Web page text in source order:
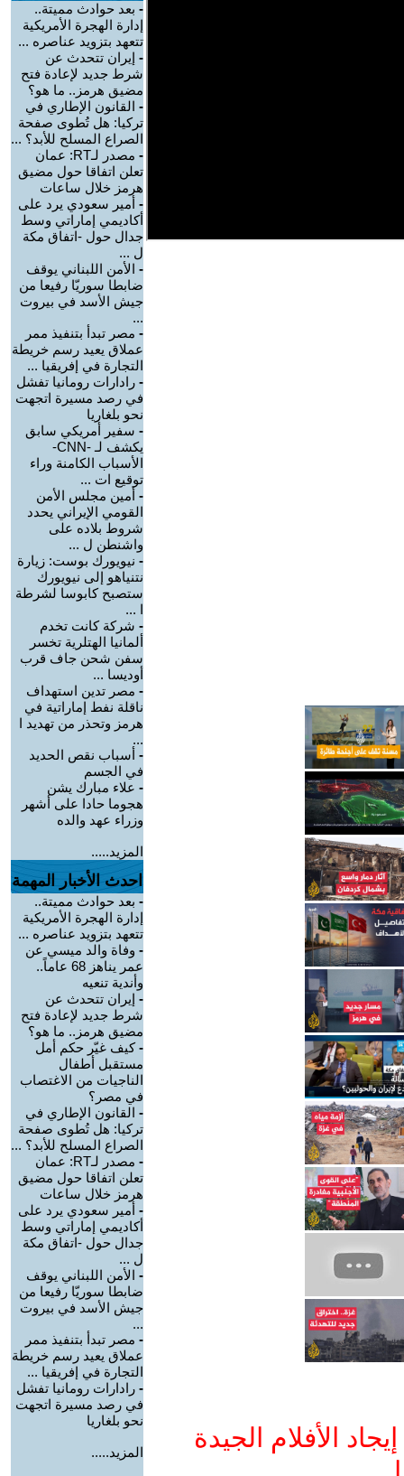
الأفلام الجيدة
- بعد حوادث مميتة..
إدارة الهجرة الأمريكية
تتعهد بتزويد عناصره ...
- إيران تتحدث عن
شرط جديد لإعادة فتح
مضيق هرمز.. ما هو؟
- القانون الإطاري في
تركيا: هل تُطوى صفحة
الصراع المسلح للأبد؟ ...
-
مصدر لـRT: عمان
تعلن اتفاقا حول مضيق
هرمز خلال ساعات
- أمير سعودي يرد على
أكاديمي إماراتي وسط
جدال حول -اتفاق مكة
ل ...
- الأمن اللبناني يوقف
ضابطا سوريّا رفيعا من
جيش الأسد في بيروت
...
- مصر تبدأ بتنفيذ ممر
عملاق يعيد رسم خريطة
التجارة في إفريقيا ...
- رادارات رومانيا تفشل
في رصد مسيرة اتجهت
نحو بلغاريا
- سفير أمريكي سابق
يكشف لـ -CNN-
الأسباب الكامنة وراء
توقيع ات ...
- أمين مجلس الأمن
القومي الإيراني يحدد
شروط بلاده على
واشنطن ل ...
- نيويورك بوست: زيارة
نتنياهو إلى نيويورك
ستصبح كابوسا لشرطة
ا ...
- شركة كانت تخدم
ألمانيا الهتلرية تخسر
سفن شحن جاف قرب
أوديسا ...
- مصر تدين استهداف
ناقلة نفط إماراتية في
هرمز وتحذر من تهديد ا
...
- أسباب نقص الحديد
في الجسم
- علاء مبارك يشن
هجوما حادا على أشهر
وزراء عهد والده
المزيد.....
احدث الأخبار المهمة
- بعد حوادث مميتة..
إدارة الهجرة الأمريكية
تتعهد بتزويد عناصره ...
- وفاة والد ميسي عن
عمر يناهز 68 عاماً..
وأندية تنعيه
- إيران تتحدث عن
شرط جديد لإعادة فتح
مضيق هرمز.. ما هو؟
-كيف غيّر حكم أمل
مستقبل أطفال
الناجيات من الاغتصاب
في مصر؟
- القانون الإطاري في
تركيا: هل تُطوى صفحة
الصراع المسلح للأبد؟ ...
-
مصدر لـRT: عمان
تعلن اتفاقا حول مضيق
هرمز خلال ساعات
- أمير سعودي يرد على
أكاديمي إماراتي وسط
جدال حول -اتفاق مكة
ل ...
- الأمن اللبناني يوقف
ضابطا سوريّا رفيعا من
جيش الأسد في بيروت
...
- مصر تبدأ بتنفيذ ممر
عملاق يعيد رسم خريطة
التجارة في إفريقيا ...
- رادارات رومانيا تفشل
في رصد مسيرة اتجهت
نحو بلغاريا
المزيد.....